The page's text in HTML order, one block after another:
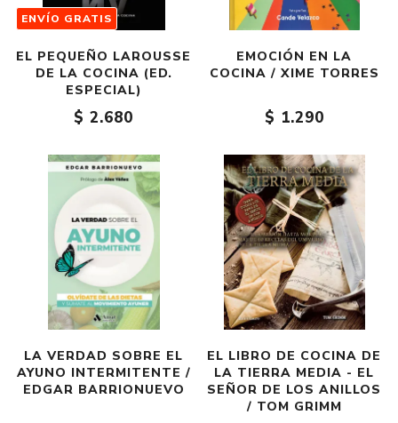
ENVÍO GRATIS
EL PEQUEÑO LAROUSSE
DE LA COCINA (ED.
ESPECIAL)
$ 2.680
EMOCIÓN EN LA
COCINA / XIME TORRES
$ 1.290
LA VERDAD SOBRE EL
AYUNO INTERMITENTE /
EDGAR BARRIONUEVO
EL LIBRO DE COCINA DE
LA TIERRA MEDIA - EL
SEÑOR DE LOS ANILLOS
/ TOM GRIMM